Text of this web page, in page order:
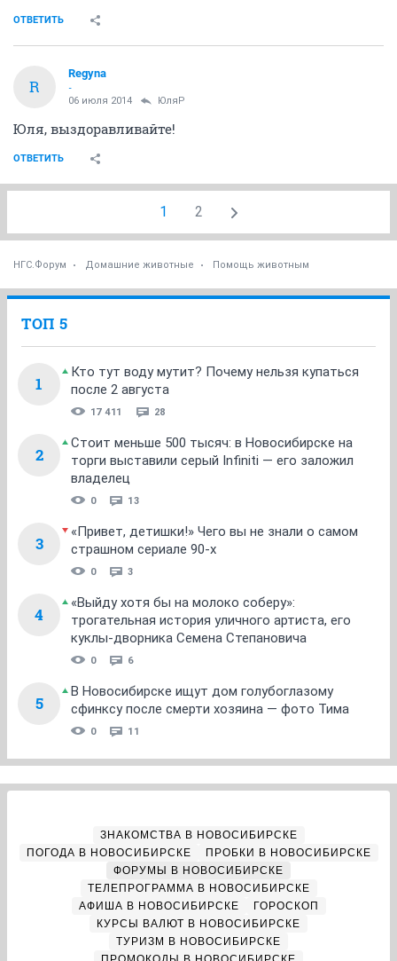
ОТВЕТИТЬ
R
Regyna
-
06 июля 2014 ЮляР
Юля, выздоравливайте!
ОТВЕТИТЬ
1 2
НГС.Форум Домашние животные Помощь животным
ТОП 5
1
Кто тут воду мутит? Почему нельзя купаться
после 2 августа
17 411 28
2
Стоит меньше 500 тысяч: в Новосибирске на
торги выставили серый Infiniti — его заложил
владелец
0 13
3
«Привет, детишки!» Чего вы не знали о самом
страшном сериале 90-х
0 3
4
«Выйду хотя бы на молоко соберу»:
трогательная история уличного артиста, его
куклы-дворника Семена Степановича
0 6
5
В Новосибирске ищут дом голубоглазому
сфинксу после смерти хозяина — фото Тима
0 11
ЗНАКОМСТВА В НОВОСИБИРСКЕ
ПОГОДА В НОВОСИБИРСКЕ
ПРОБКИ В НОВОСИБИРСКЕ
ФОРУМЫ В НОВОСИБИРСКЕ
ТЕЛЕПРОГРАММА В НОВОСИБИРСКЕ
АФИША В НОВОСИБИРСКЕ
ГОРОСКОП
КУРСЫ ВАЛЮТ В НОВОСИБИРСКЕ
ТУРИЗМ В НОВОСИБИРСКЕ